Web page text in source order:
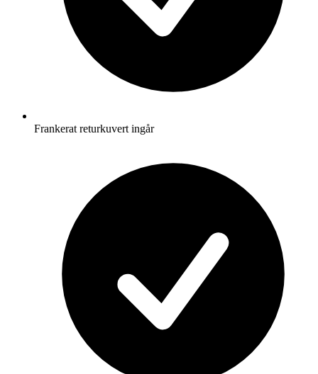
Frankerat returkuvert ingår